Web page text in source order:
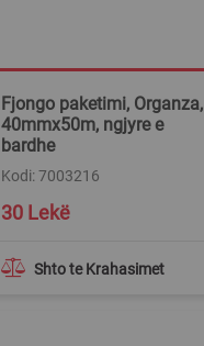
Fjongo paketimi, Organza,
40mmx50m, ngjyre e
bardhe
Kodi: 7003216
Shto te Krahasimet
30 Lekë